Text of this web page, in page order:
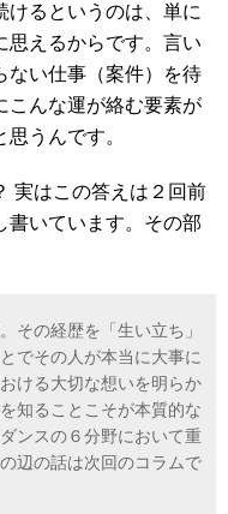
けるというのは、単に
思えるからです。言い
ない仕事（案件）を待
こんな運が絡む要素が
うんです。
実はこの答えは２回前
書いています。その部
その経歴を「生い立ち」
でその人が本当に大事に
ける大切な想いを明らか
知ることこそが本質的な
ンスの６分野において重
辺の話は次回のコラムで